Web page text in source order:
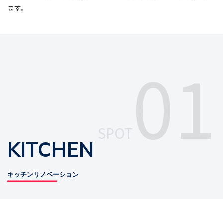
ます。
SPOT 01
KITCHEN
キッチンリノベーション